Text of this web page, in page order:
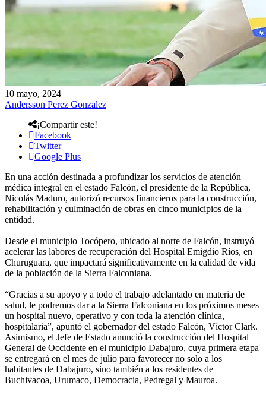
10 mayo, 2024
Andersson Perez Gonzalez
¡Compartir este!
Facebook
Twitter
Google Plus
En una acción destinada a profundizar los servicios de atención
médica integral en el estado Falcón, el presidente de la República,
Nicolás Maduro, autorizó recursos financieros para la construcción,
rehabilitación y culminación de obras en cinco municipios de la
entidad.
Desde el municipio Tocópero, ubicado al norte de Falcón, instruyó
acelerar las labores de recuperación del Hospital Emigdio Ríos, en
Churuguara, que impactará significativamente en la calidad de vida
de la población de la Sierra Falconiana.
“Gracias a su apoyo y a todo el trabajo adelantado en materia de
salud, le podremos dar a la Sierra Falconiana en los próximos meses
un hospital nuevo, operativo y con toda la atención clínica,
hospitalaria”, apuntó el gobernador del estado Falcón, Víctor Clark.
Asimismo, el Jefe de Estado anunció la construcción del Hospital
General de Occidente en el municipio Dabajuro, cuya primera etapa
se entregará en el mes de julio para favorecer no solo a los
habitantes de Dabajuro, sino también a los residentes de
Buchivacoa, Urumaco, Democracia, Pedregal y Mauroa.